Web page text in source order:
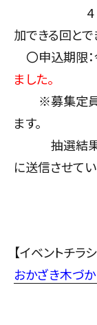
4 すべて
加できる回と
〇申込期限：
ました。
※募集定員
ます。
抽選結果は
に送信させてい
【イベントチラ
おかざき木づ